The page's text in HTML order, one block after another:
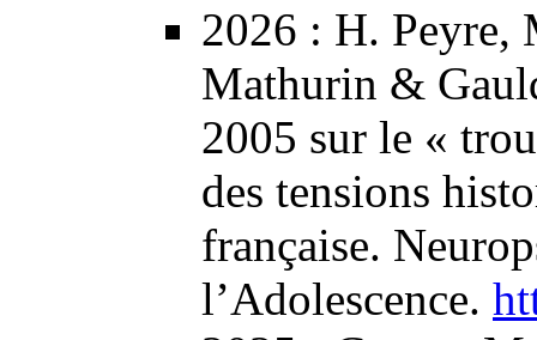
2026 : H. Peyre,
Mathurin &
2005 sur le «
des tensions
française.
l’Adolescence.